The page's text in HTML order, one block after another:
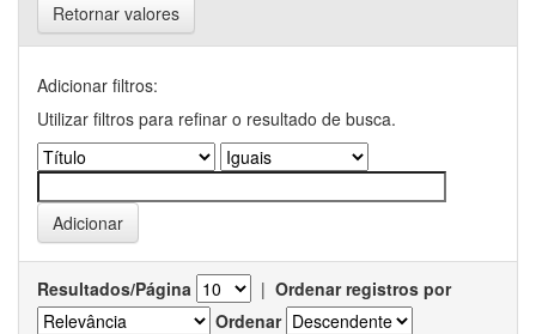
Retornar valores
Adicionar filtros:
Utilizar filtros para refinar o resultado de busca.
Resultados/Página | Ordenar registros por
Ordenar